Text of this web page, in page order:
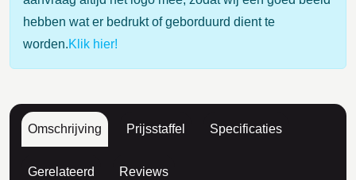
hebben wat er bedrukt of geborduurd dient te
worden.Klik hier!
Omschrijving Prijsstaffel Specificaties
Gerelateerd Reviews